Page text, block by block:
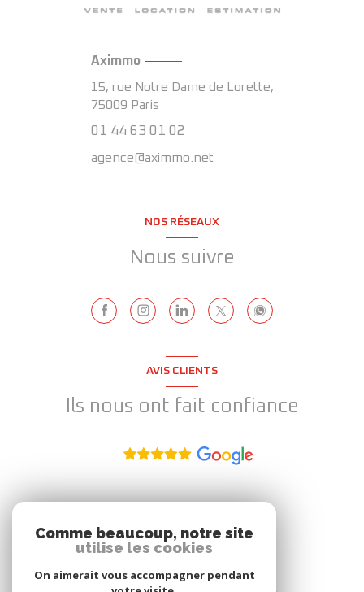
Aximmo
15, rue Notre Dame de Lorette,
75009 Paris
01 44 63 01 02
agence@aximmo.net
NOS RÉSEAUX
Nous suivre
AVIS CLIENTS
Ils nous ont fait confiance
Nous adhérons
Comme beaucoup, notre site
utilise les cookies
On aimerait vous accompagner pendant